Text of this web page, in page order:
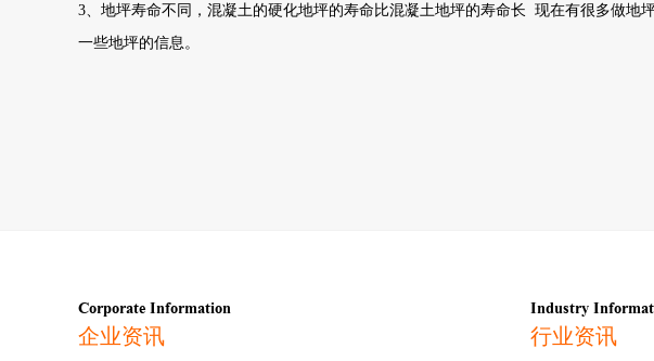
3、地坪寿命不同，混凝土的硬化地坪的寿命比混凝土地坪的寿命长 现在有很多做地
一些地坪的信息。
Corporate Information
企业资讯
Industry
行业资讯